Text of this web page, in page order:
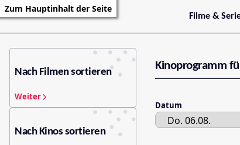
Zum Hauptinhalt der Seite
Filme &
Trailer
Nach Filmen sortieren
Weiter
Nach Kinos sortieren
Kinoprogramm
Datum